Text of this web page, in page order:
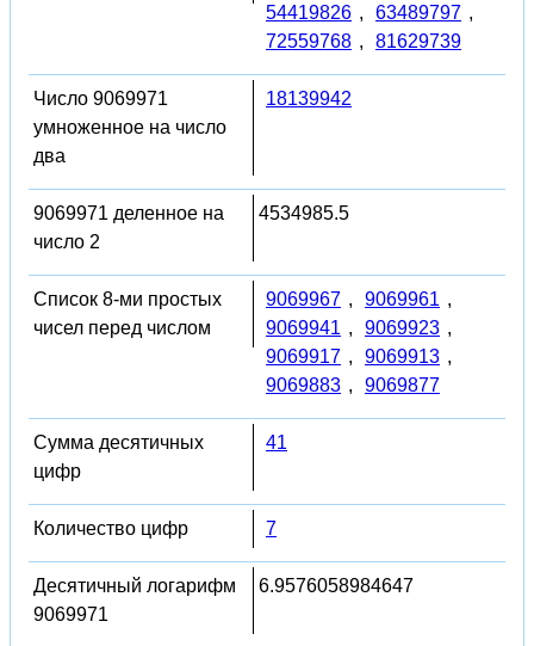
54419826 , 63489797 ,
72559768 , 81629739
Число 9069971
умноженное на число
два
18139942
9069971 деленное на
число 2
4534985.5
Список 8-ми простых
чисел перед числом
9069967 , 9069961 ,
9069941 , 9069923 ,
9069917 , 9069913 ,
9069883 , 9069877
Сумма десятичных
цифр
41
Количество цифр 7
Десятичный логарифм
9069971
6.9576058984647